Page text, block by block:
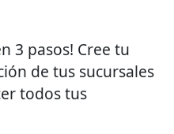
de tus sucursales
todos tus